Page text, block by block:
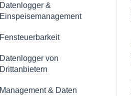
Datenlogger &
Einspeisemanagement
Fensteuerbarkeit
Datenlogger von
Drittanbietern
Management & Daten